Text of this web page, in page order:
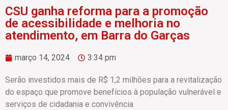
CSU ganha reforma para a promoção
de acessibilidade e melhoria no
atendimento, em Barra do Garças
março 14, 2024 3:34 pm
Serão investidos mais de R$ 1,2 milhões para a revitalização
do espaço que promove benefícios à população vulnerável e
serviços de cidadania e convivência